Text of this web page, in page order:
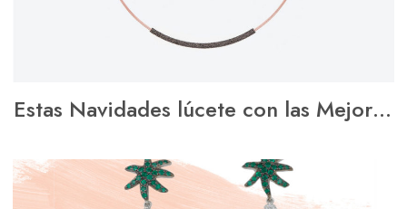
Estas Navidades lúcete con las Mejores